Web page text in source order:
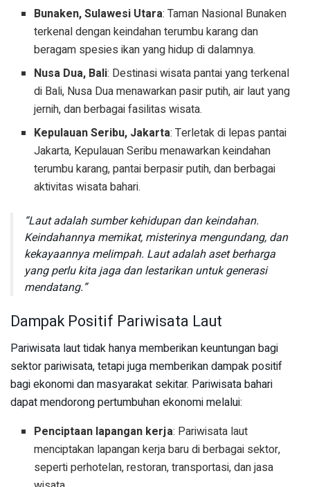
Bunaken, Sulawesi Utara: Taman Nasional Bunaken
terkenal dengan keindahan terumbu karang dan
beragam spesies ikan yang hidup di dalamnya.
Nusa Dua, Bali: Destinasi wisata pantai yang terkenal
di Bali, Nusa Dua menawarkan pasir putih, air laut yang
jernih, dan berbagai fasilitas wisata.
Kepulauan Seribu, Jakarta: Terletak di lepas pantai
Jakarta, Kepulauan Seribu menawarkan keindahan
terumbu karang, pantai berpasir putih, dan berbagai
aktivitas wisata bahari.
“Laut adalah sumber kehidupan dan keindahan.
Keindahannya memikat, misterinya mengundang, dan
kekayaannya melimpah. Laut adalah aset berharga
yang perlu kita jaga dan lestarikan untuk generasi
mendatang.”
Dampak Positif Pariwisata Laut
Pariwisata laut tidak hanya memberikan keuntungan bagi
sektor pariwisata, tetapi juga memberikan dampak positif
bagi ekonomi dan masyarakat sekitar. Pariwisata bahari
dapat mendorong pertumbuhan ekonomi melalui:
Penciptaan lapangan kerja: Pariwisata laut
menciptakan lapangan kerja baru di berbagai sektor,
seperti perhotelan, restoran, transportasi, dan jasa